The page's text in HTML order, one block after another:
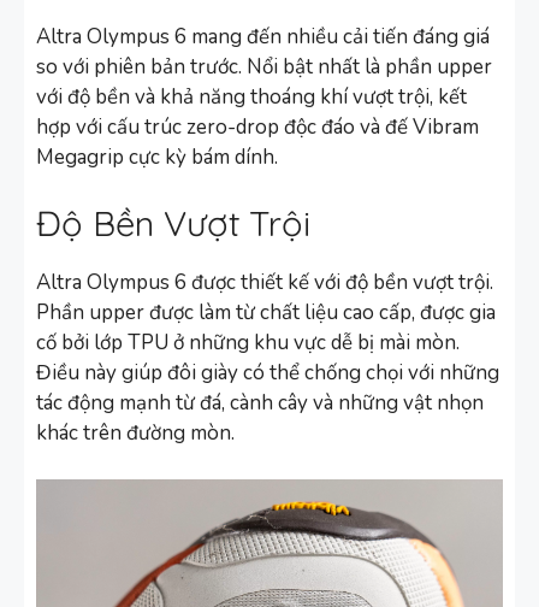
Altra Olympus 6 mang đến nhiều cải tiến đáng giá
so với phiên bản trước. Nổi bật nhất là phần upper
với độ bền và khả năng thoáng khí vượt trội, kết
hợp với cấu trúc zero-drop độc đáo và đế Vibram
Megagrip cực kỳ bám dính.
Độ Bền Vượt Trội
Altra Olympus 6 được thiết kế với độ bền vượt trội.
Phần upper được làm từ chất liệu cao cấp, được gia
cố bởi lớp TPU ở những khu vực dễ bị mài mòn.
Điều này giúp đôi giày có thể chống chọi với những
tác động mạnh từ đá, cành cây và những vật nhọn
khác trên đường mòn.